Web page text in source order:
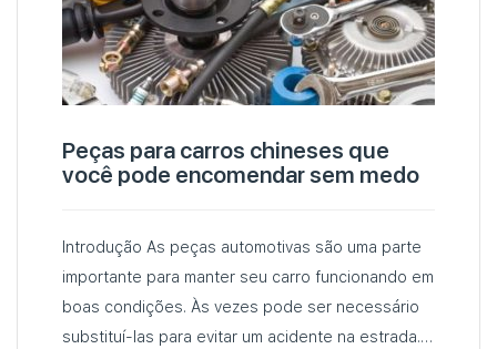
Peças para carros chineses que
você pode encomendar sem medo
Introdução As peças automotivas são uma parte
importante para manter seu carro funcionando em
boas condições. Às vezes pode ser necessário
substituí-las para evitar um acidente na estrada.